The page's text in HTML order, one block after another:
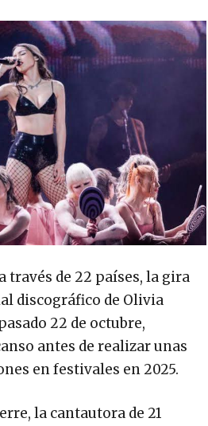
través de 22 países, la gira
discográfico de Olivia
22 de octubre,
antes de realizar unas
en festivales en 2025.
la cantautora de 21